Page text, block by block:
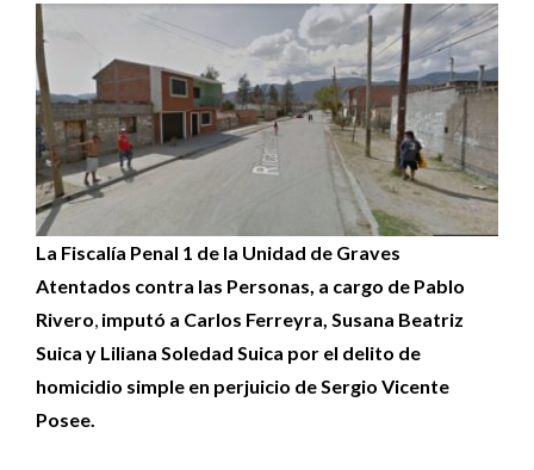
La Fiscalía Penal 1 de la Unidad de Graves
Atentados contra las Personas, a cargo de Pablo
Rivero, imputó a Carlos Ferreyra, Susana Beatriz
Suica y Liliana Soledad Suica por el delito de
homicidio simple en perjuicio de Sergio Vicente
Posee.